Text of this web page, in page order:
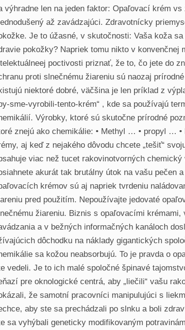
výhradne len na jeden faktor: Opaľovací krém
až zavádzajúci. Zdravotnícky
Je to úžasné, v skutočnosti: Vaša koža
pokožky? Napriek tomu nikto v konvenčnej
poctivosti priznať, že to, čo jete do
proti slnečnému žiareniu sú naozaj
niektoré dobré, väčšina je len príklad z
sme-vyrobili-tento-krém“ , kde sa používajú
Výrobky, ktoré sú skutočne prírodné
znejú ako chemikálie: • Methyl … • propyl …
aj keď z nejakého dôvodu chcete „tešiť“
viac než tucet rakovinotvorných
akurát tak brutálny útok na vašu pečen
krémov sú aj napriek tvrdeniu
pred použitím. Nepoužívajte jedovaté
žiareniu. Biznis s opaľovacími
a v bežných informačných kanáloch
dôchodku na náklady gigantických
sa kožou neabsorbujú. To je pravda o
vedeli. Je to ich malé spoločné špinavé
pre oknologické centrá, aby „liečili“ vašu
že samotní pracovníci manipulujúci s
aby ste sa prechádzali po slnku a boli
sa vyhýbali geneticky modifikovaným